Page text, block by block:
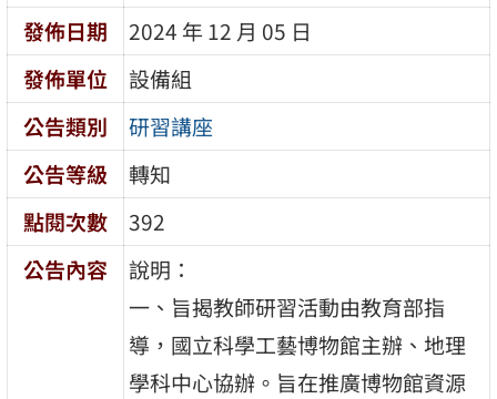
發佈日期
2024 年 12 月 05 日
發佈單位
設備組
公告類別
研習講座
公告等級
轉知
點閱次數
392
公告內容
說明：
一、旨揭教師研習活動由教育部指
導，國立科學工藝博物館主辦、地理
學科中心協辦。旨在推廣博物館資源